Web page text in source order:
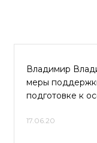
Владимир
меры
подготовке к
17.06.20